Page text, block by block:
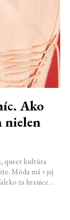
Ako
nielen
queer kultúra
Móda má v jej
za hranice
ako tichý